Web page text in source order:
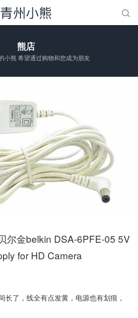

熊店
小熊 希望通过购物和您成为朋友
尔金belkin DSA-6PFE-05 5V
for HD Camera
长了，线全有点发黄，电源也有划痕，